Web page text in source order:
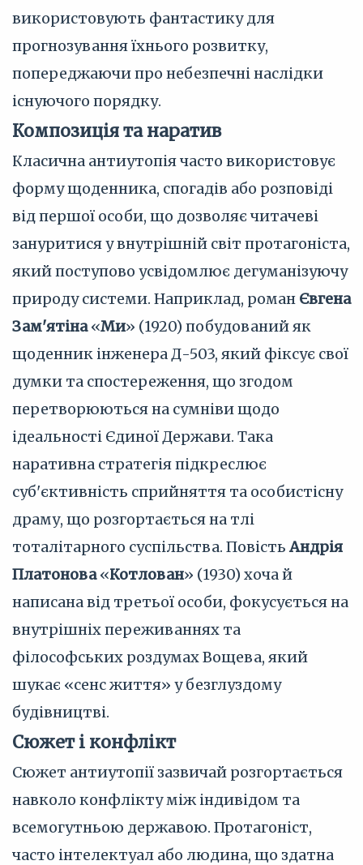
використовують фантастику для
прогнозування їхнього розвитку,
попереджаючи про небезпечні наслідки
існуючого порядку.
Композиція та наратив
Класична антиутопія часто використовує
форму щоденника, спогадів або розповіді
від першої особи, що дозволяє читачеві
зануритися у внутрішній світ протагоніста,
який поступово усвідомлює дегуманізуючу
природу системи. Наприклад, роман Євгена
Зам'ятіна«Ми» (1920) побудований як
щоденник інженера Д-503, який фіксує свої
думки та спостереження, що згодом
перетворюються на сумніви щодо
ідеальності Єдиної Держави. Така
наративна стратегія підкреслює
суб'єктивність сприйняття та особистісну
драму, що розгортається на тлі
тоталітарного суспільства. ПовістьАндрія
Платонова«Котлован» (1930) хоча й
написана від третьої особи, фокусується на
внутрішніх переживаннях та
філософських роздумах Вощева, який
шукає «сенс життя» у безглуздому
будівництві.
Сюжет і конфлікт
Сюжет антиутопії зазвичай розгортається
навколо конфлікту між індивідом та
всемогутньою державою. Протагоніст,
часто інтелектуал або людина, що здатна